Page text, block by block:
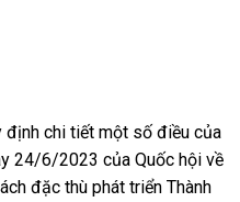
chi tiết một số điều của
24/6/2023 của Quốc hội về
đặc thù phát triển Thành